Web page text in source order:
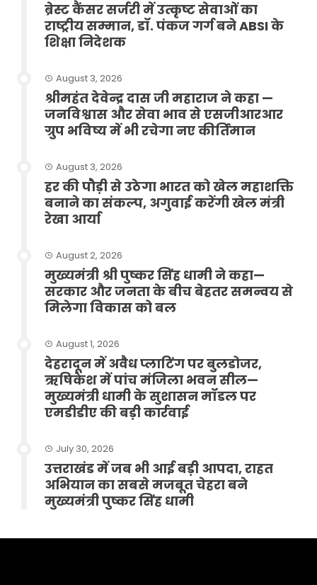
ब्रेस्ट कैंसर सर्जरी में उत्कृष्ट सेवाओं का
राष्ट्रीय सम्मान, डॉ. पंकज गर्ग बने ABSI के
शिक्षा निदेशक
August 3, 2026
श्रीमहंत देवेन्द्र दास जी महाराज ने कहा —
जनविश्वास और सेवा भाव से एसजीआरआर
ग्रुप भविष्य में भी रचेगा नए कीर्तिमान
August 3, 2026
हर की पौड़ी से उठेगा भारत को खेल महाशक्ति
बनाने का संकल्प, अगुवाई करेंगी खेल मंत्री
रेखा आर्या
August 2, 2026
मुख्यमंत्री श्री पुष्कर सिंह धामी ने कहा—
सरकार और जनता के बीच बेहतर समन्वय से
मिलेगा विकास को बल
August 1, 2026
देहरादून में अवैध प्लाटिंग पर बुलडोजर,
ऋषिकेश में पांच मंजिला भवन सील—
मुख्यमंत्री धामी के सुशासन मॉडल पर
एमडीडीए की बड़ी कार्रवाई
July 30, 2026
उत्तराखंड में जब भी आई बड़ी आपदा, राहत
अभियान का सबसे मजबूत चेहरा बने
मुख्यमंत्री पुष्कर सिंह धामी